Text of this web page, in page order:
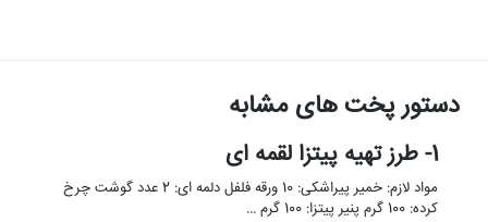
دستور پخت های مشابه
1- طرز تهیه پیتزا لقمه ای
مواد لازم: خمیر پیراشکی: 10 ورقه فلفل دلمه ای: 2 عدد گوشت چرخ
کرده: 100 گرم پنیر پیتزا: 100 گرم …